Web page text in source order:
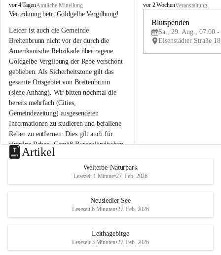
B
r
i
t
e
n
b
r
u
n
n
a
m
N
e
u
s
d
S
vor 4 TagenAmtliche Mitteilung
Verordnung betr. Goldgelbe Vergilbung!
Leider ist auch die Gemeinde
Breitenbrunn nicht vor der durch die
Amerikanische Rebzikade übertragene
Goldgelbe Vergilbung der Rebe verschont
geblieben. Als Sicherheitszone gilt das
gesamte Ortsgebiet von Breitenbrunn
(siehe Anhang). Wir bitten nochmal die
bereits mehrfach (Cities,
Gemeindezeitung) ausgesendeten
Informationen zu studieren und befallene
Reben zu entfernen. Dies gilt auch für
einzelne Reben. Gemäß Burgenländischen
Weinbaugesetz sind nicht gepflegte oder
unzulässige Weingärten zu roden! Bitte
helfen wir zusammen um unsere Winzer
vor den prognostizierten Ernteausfällen
und den daraus folgenden wirtschaftlichen
Maßnahmen zur Bekämpfung
B
e
u
e
d
r
S
vor 2 WochenVeranstaltung
Blutspenden
Sa., 29. Aug., 07:00 -
Artikel
Welterbe-Naturpark
Lesezeit 1 Minute•27. Feb. 2026
Neusiedler See
Lesezeit 6 Minuten•27. Feb. 2026
Leithagebirge
Lesezeit 3 Minuten•27. Feb. 2026